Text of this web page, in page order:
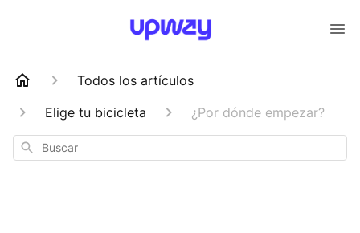
Todos los artículos
Elige tu bicicleta
¿Por dónde empezar?
Buscar